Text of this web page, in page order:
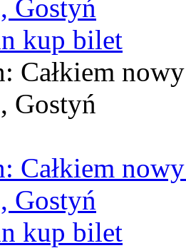
Gostyń
kup bilet
Całkiem
Gostyń
Całkiem
Gostyń
kup bilet